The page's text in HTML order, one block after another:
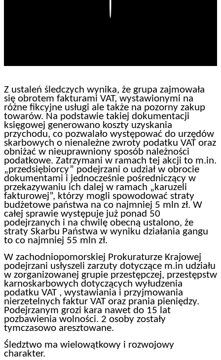
Z ustaleń śledczych wynika, że grupa zajmowała
się obrotem fakturami VAT, wystawionymi na
różne fikcyjne usługi ale także na pozorny zakup
towarów. Na podstawie takiej dokumentacji
księgowej generowano koszty uzyskania
przychodu, co pozwalało występować do urzędów
skarbowych o nienależne zwroty podatku VAT oraz
obniżać w nieuprawniony sposób należności
podatkowe. Zatrzymani w ramach tej akcji to m.in.
„przedsiębiorcy” podejrzani o udział w obrocie
dokumentami i jednocześnie pośredniczący w
przekazywaniu ich dalej w ramach „karuzeli
fakturowej”, którzy mogli spowodować straty
budżetowe państwa na co najmniej 5 mln zł. W
całej sprawie występuje już ponad 50
podejrzanych i na chwilę obecną ustalono, że
straty Skarbu Państwa w wyniku działania gangu
to co najmniej 55 mln zł.
W zachodniopomorskiej Prokuraturze Krajowej
podejrzani usłyszeli zarzuty dotyczące m.in udziału
w zorganizowanej grupie przestępczej, przestępstw
karnoskarbowych dotyczących wyłudzenia
podatku VAT , wystawiania i przyjmowania
nierzetelnych faktur VAT oraz prania pieniędzy.
Podejrzanym grozi kara nawet do 15 lat
pozbawienia wolności. 2 osoby zostały
tymczasowo aresztowane.
Śledztwo ma wielowątkowy i rozwojowy
charakter.